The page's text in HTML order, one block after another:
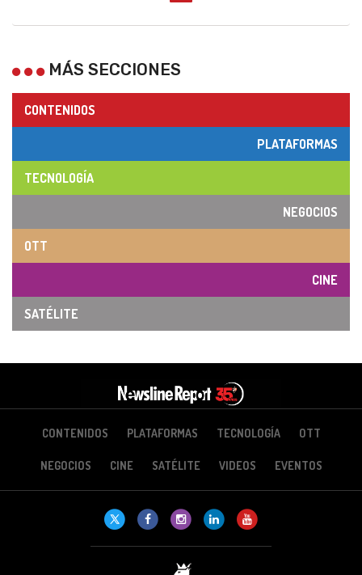
MÁS SECCIONES
CONTENIDOS
PLATAFORMAS
TECNOLOGÍA
NEGOCIOS
OTT
CINE
SATÉLITE
CONTENIDOS PLATAFORMAS TECNOLOGÍA OTT
NEGOCIOS CINE SATÉLITE VIDEOS EVENTOS